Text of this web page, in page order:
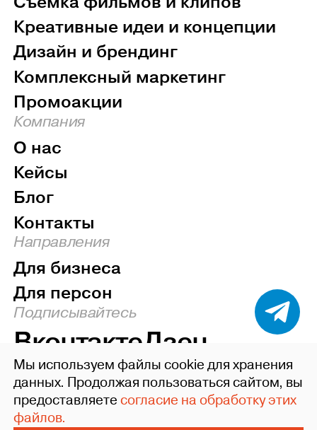
Креативные идеи и концепции
Дизайн и брендинг
Комплексный маркетинг
Промоакции
Компания
О нас
Кейсы
Блог
Контакты
Направления
Для бизнеса
Для персон
Подписывайтесь
ВконтактеДзен
Наверх
©2004-26 ideafixgroup
Политика конфиденциальности
Мы используем файлы cookie для хранения
данных. Продолжая пользоваться сайтом, вы
предоставляетесогласие на обработку этих
файлов.